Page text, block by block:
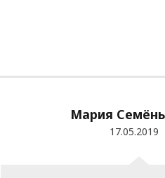
Мария
17.05.2019